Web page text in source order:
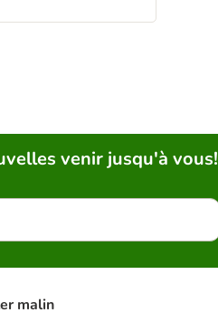
venir jusqu'à vous!
malin